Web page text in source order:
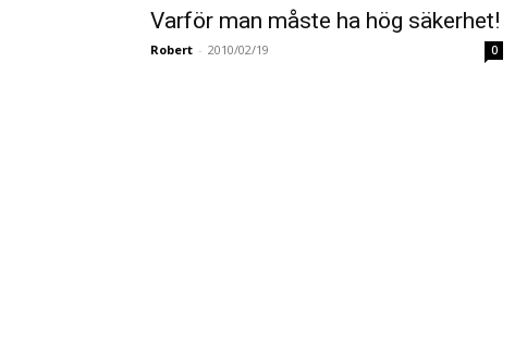
Varför man måste ha hög säkerhet!
Robert - 2010/02/19 0